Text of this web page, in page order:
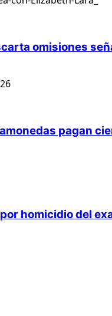
omisiones
pagan
homicidio del